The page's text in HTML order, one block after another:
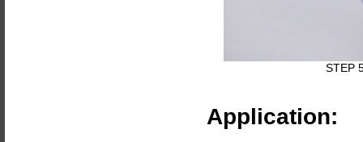
STEP
Application: